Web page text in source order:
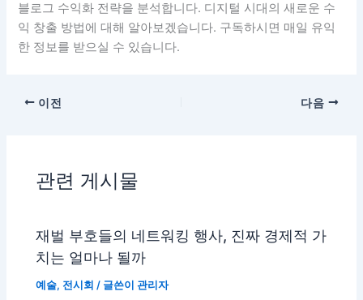
블로그 수익화 전략을 분석합니다. 디지털 시대의 새로운 수
익 창출 방법에 대해 알아보겠습니다. 구독하시면 매일 유익
한 정보를 받으실 수 있습니다.
이전 다음
관련 게시물
재벌 부호들의 네트워킹 행사, 진짜 경제적 가
치는 얼마나 될까
예술, 전시회 / 글쓴이관리자